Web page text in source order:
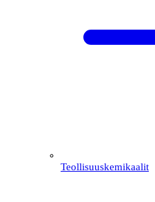
Teollisuuskemikaalit